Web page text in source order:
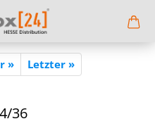
»
Letzter »
36